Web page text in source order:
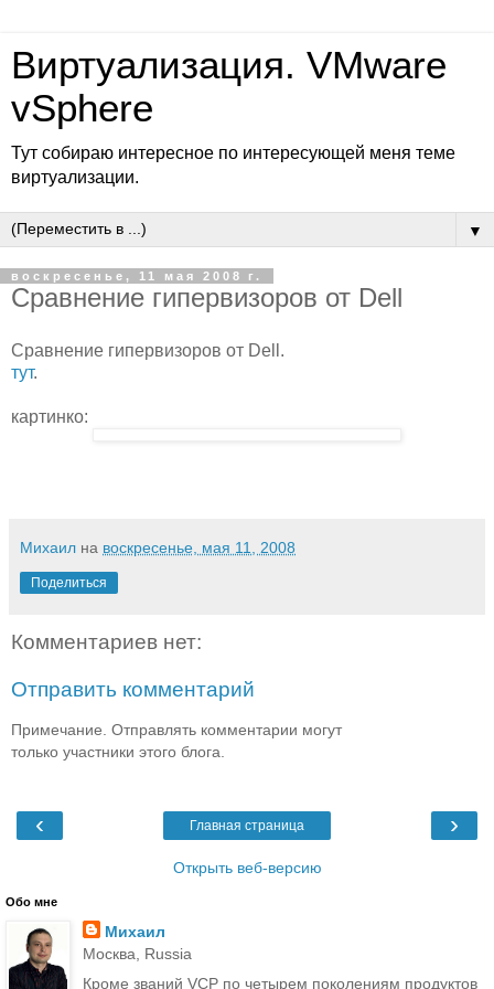
Виртуализация. VMware
vSphere
Тут собираю интересное по интересующей меня теме
виртуализации.
▼
воскресенье, 11 мая 2008 г.
Сравнение гипервизоров от Dell
Сравнение гипервизоров от Dell.
тут.
картинко:
Михаил на воскресенье, мая 11, 2008
Поделиться
Комментариев нет:
Отправить комментарий
Примечание. Отправлять комментарии могут
только участники этого блога.
‹ ›
Главная страница
Открыть веб-версию
Обо мне
Михаил
Москва, Russia
Кроме званий VCP по четырем поколениям продуктов